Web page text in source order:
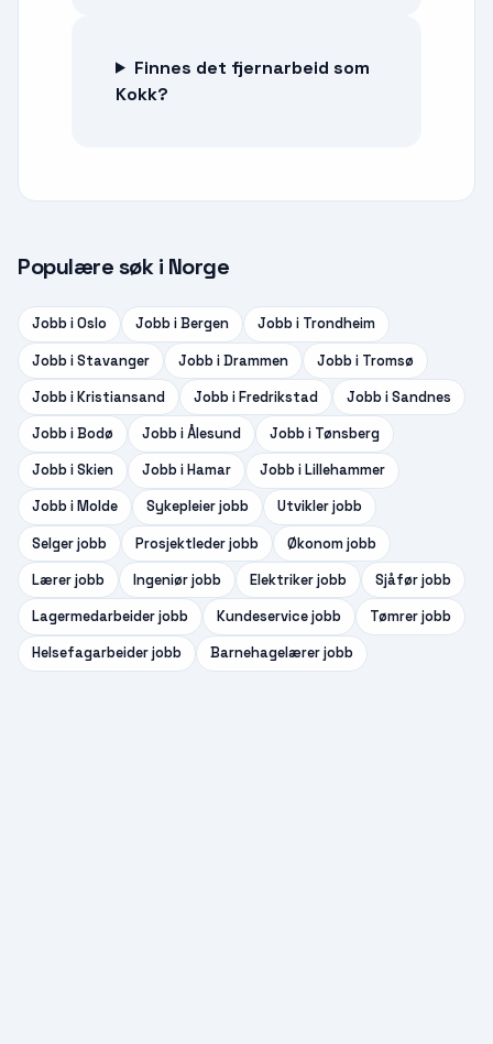
Finnes det fjernarbeid som
Kokk?
Populære søk i Norge
Jobb iOslo Jobb iBergen Jobb i Trondheim
Jobb iStavanger Jobb iDrammen Jobb i Tromsø
Jobb iKristiansand Jobb iFredrikstad Jobb iSandnes
Jobb iBodø Jobb iÅlesund Jobb i Tønsberg
Jobb iSkien Jobb iHamar Jobb iLillehammer
Jobb iMolde Sykepleierjobb Utviklerjobb
Selgerjobb Prosjektlederjobb Økonomjobb
Lærerjobb Ingeniørjobb Elektrikerjobb Sjåførjobb
Lagermedarbeiderjobb Kundeservicejobb Tømrerjobb
Helsefagarbeiderjobb Barnehagelærerjobb